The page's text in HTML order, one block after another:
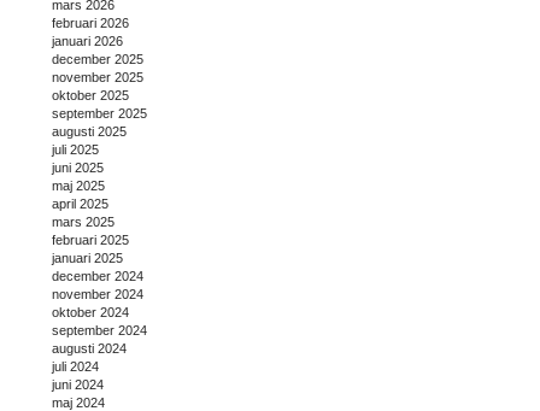
mars 2026
februari 2026
januari 2026
december 2025
november 2025
oktober 2025
september 2025
augusti 2025
juli 2025
juni 2025
maj 2025
april 2025
mars 2025
februari 2025
januari 2025
december 2024
november 2024
oktober 2024
september 2024
augusti 2024
juli 2024
juni 2024
maj 2024